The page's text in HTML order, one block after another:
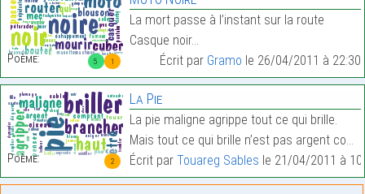
5 1
Poème:
La mort passe à l’instant sur la route
Casque noir…
Écrit par Gramo le 26/04/2011 à 22:30
2
Poème:
La Pie
La pie maligne agrippe tout ce qui brille.
Mais tout ce qui brille n’est pas argent comptant.…
Écrit par Touareg Sables le 21/04/2011 à